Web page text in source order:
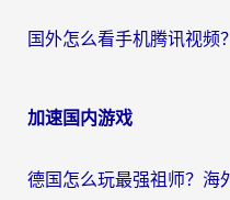
加速国内游戏